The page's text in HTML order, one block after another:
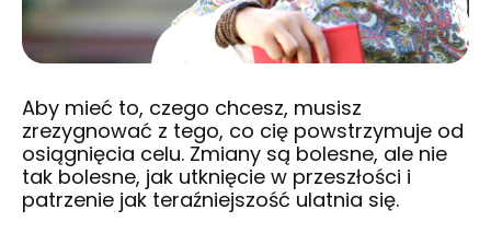
Aby mieć to, czego chcesz, musisz
zrezygnować z tego, co cię powstrzymuje od
osiągnięcia celu. Zmiany są bolesne, ale nie
tak bolesne, jak utknięcie w przeszłości i
patrzenie jak teraźniejszość ulatnia się.